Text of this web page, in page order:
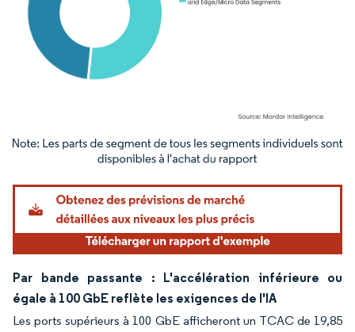
Image © Mordor Intelligence. La réutilisation nécessite une attribution sous CC BY
Par bande passante : L'accélération inférieure ou
égale à 100 GbE reflète les exigences de l'IA
Les ports supérieurs à 100 GbE afficheront un TCAC de 19,85